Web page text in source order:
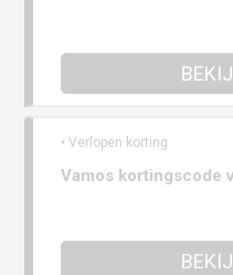
• Verlopen korting
Vamos kortingscode